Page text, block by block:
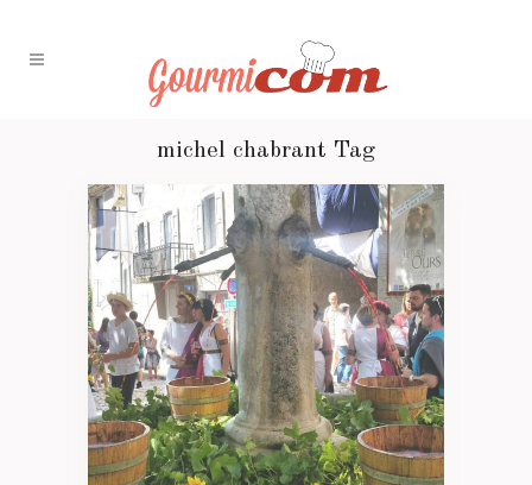
michel chabrant Tag